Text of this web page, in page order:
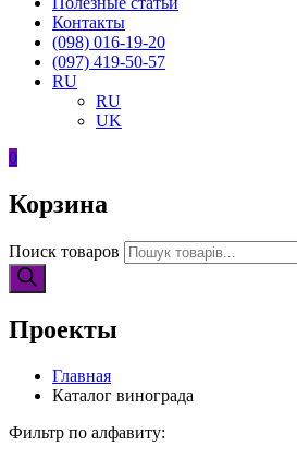
Контакты
(098) 016-19-20
(097) 419-50-57
RU
RU
UK
0
Корзина
Поиск товаров
Проекты
Главная
Каталог винограда
Фильтр по алфавиту: